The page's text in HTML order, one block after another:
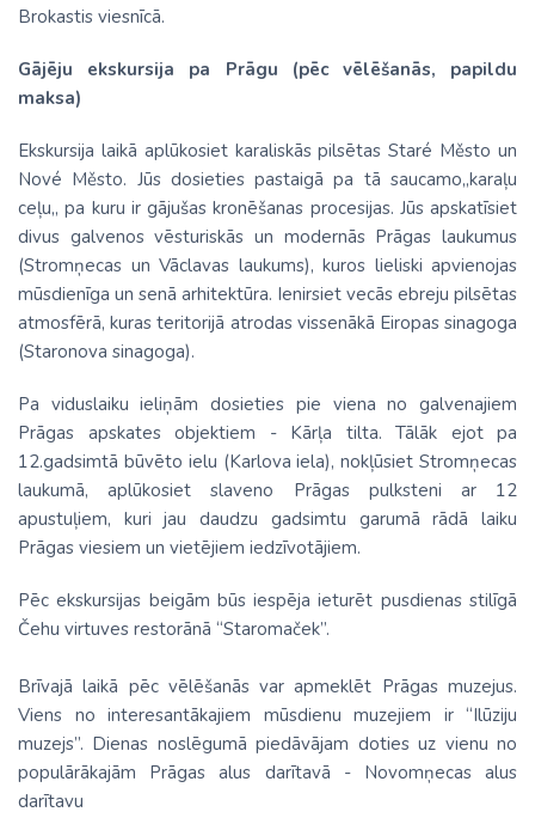
Brokastis viesnīcā.
Gājēju ekskursija pa Prāgu (pēc vēlēšanās, papildu
maksa)
Ekskursija laikā aplūkosiet karaliskās pilsētas Staré Město un
Nové Město. Jūs dosieties pastaigā pa tā saucamo,,karaļu
ceļu,, pa kuru ir gājušas kronēšanas procesijas. Jūs apskatīsiet
divus galvenos vēsturiskās un modernās Prāgas laukumus
(Stromņecas un Vāclavas laukums), kuros lieliski apvienojas
mūsdienīga un senā arhitektūra. Ienirsiet vecās ebreju pilsētas
atmosfērā, kuras teritorijā atrodas vissenākā Eiropas sinagoga
(Staronova sinagoga).
Pa viduslaiku ieliņām dosieties pie viena no galvenajiem
Prāgas apskates objektiem - Kārļa tilta. Tālāk ejot pa
12.gadsimtā būvēto ielu (Karlova iela), nokļūsiet Stromņecas
laukumā, aplūkosiet slaveno Prāgas pulksteni ar 12
apustuļiem, kuri jau daudzu gadsimtu garumā rādā laiku
Prāgas viesiem un vietējiem iedzīvotājiem.
Pēc ekskursijas beigām būs iespēja ieturēt pusdienas stilīgā
Čehu virtuves restorānā “Staromaček”.
Brīvajā laikā pēc vēlēšanās var apmeklēt Prāgas muzejus.
Viens no interesantākajiem mūsdienu muzejiem ir “Ilūziju
muzejs”. Dienas noslēgumā piedāvājam doties uz vienu no
populārākajām Prāgas alus darītavā - Novomņecas alus
darītavu